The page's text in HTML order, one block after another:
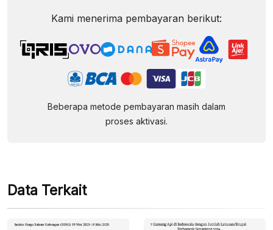
Kami menerima pembayaran berikut:
Beberapa metode pembayaran masih dalam
proses aktivasi.
Data Terkait